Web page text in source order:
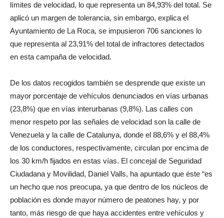
límites de velocidad, lo que representa un 84,93% del total. Se
aplicó un margen de tolerancia, sin embargo, explica el
Ayuntamiento de La Roca, se impusieron 706 sanciones lo
que representa al 23,91% del total de infractores detectados
en esta campaña de velocidad.
De los datos recogidos también se desprende que existe un
mayor porcentaje de vehículos denunciados en vías urbanas
(23,8%) que en vías interurbanas (9,8%). Las calles con
menor respeto por las señales de velocidad son la calle de
Venezuela y la calle de Catalunya, donde el 88,6% y el 88,4%
de los conductores, respectivamente, circulan por encima de
los 30 km/h fijados en estas vías. El concejal de Seguridad
Ciudadana y Movilidad, Daniel Valls, ha apuntado que éste “es
un hecho que nos preocupa, ya que dentro de los núcleos de
población es donde mayor número de peatones hay, y por
tanto, más riesgo de que haya accidentes entre vehículos y